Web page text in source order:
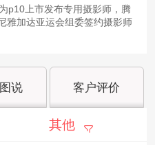
p10上市发布专用摄影师，腾
雅加达亚运会组委签约摄影师
说 客户评价
其他